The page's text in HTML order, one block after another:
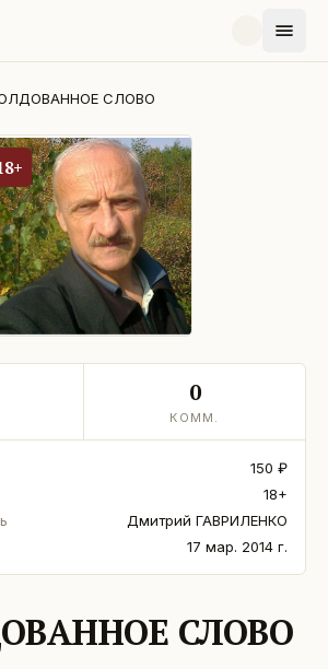
СЛОВО
0
КОММ.
150 ₽
18+
Дмитрий ГАВРИЛЕНКО
17 мар. 2014 г.
СЛОВО